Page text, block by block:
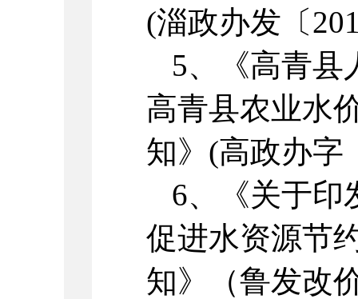
(淄政办发〔
5、《高青县
高青县农业水
知》(高政办字
6、《关于印
促进水资源节
知》（鲁发改